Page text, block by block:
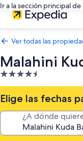
Ir a la sección principal de
Ver todas las
Malahini
Propiedad
de
4.5
estrellas
Elige las fechas
¿A dónde